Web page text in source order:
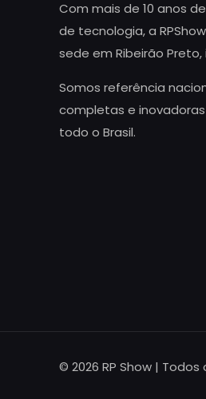
Com mais de 10 anos
de tecnologia, a
sede em Ribeirão
Somos referência
completas e inovadoras
todo o Brasil.
© 2026 RP Show |